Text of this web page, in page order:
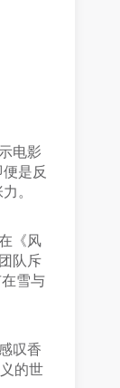
电影
是反
。
《风
队斥
雪与
叹香
的世